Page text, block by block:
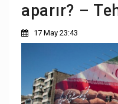
aparır? –
17 May 23:43